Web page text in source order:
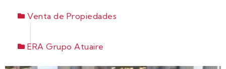
Venta de Propiedades
ERA Grupo Atuaire